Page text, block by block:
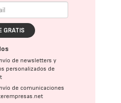
GRATIS
de newsletters y
personalizados de
de comunicaciones